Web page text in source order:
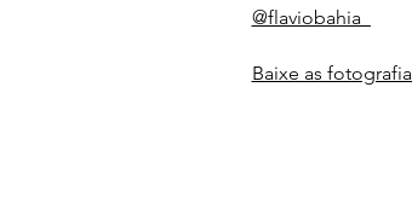
@flaviobahia_
Baixe as